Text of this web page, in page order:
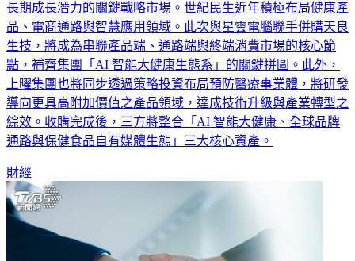
長期成長潛力的關鍵戰略市場。世紀民生近年積極布局健康產
品、電商通路與智慧應用領域。此次與星雲電腦聯手併購天良
生技，將成為串聯產品端、通路端與終端消費市場的核心節
點，補齊集團「AI 智能大健康生態系」的關鍵拼圖。此外，
上曜集團也將同步透過策略投資布局預防醫療事業體，將研發
導向更具高附加價值之產品領域，達成技術升級與產業轉型之
綜效。收購完成後，三方將整合「AI 智能大健康、全球品牌
通路與保健食品自有媒體生態」三大核心資產。
財經